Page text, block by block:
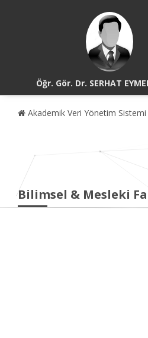
Öğr. Gör. Dr. SERHAT
Akademik Veri Yönetim Sistemi
Bilimsel & Mesleki